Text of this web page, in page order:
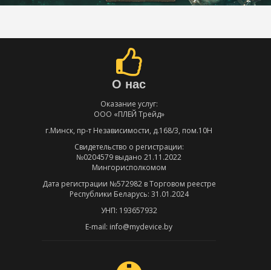
О нас
Оказание услуг:
ООО «ПЛЕЙ Трейд»
г.Минск, пр-т Независимости, д.168/3, пом.10Н
Свидетельство о регистрации:
№0204579 выдано 21.11.2022
Мингорисполкомом
Дата регистрации №572982 в Торговом реестре
Республики Беларусь: 31.01.2024
УНП: 193657932
E-mail: info@mydevice.by